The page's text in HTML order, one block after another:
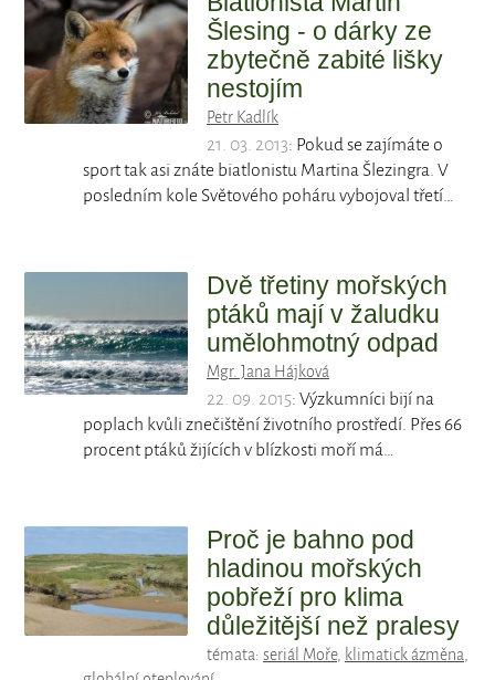
Šlesing - o dárky ze
zbytečně zabité lišky
nestojím
Petr Kadlík
21. 03. 2013: Pokud se zajímáte o
sport tak asi znáte biatlonistu Martina Šlezingra. V
posledním kole Světového poháru vybojoval třetí…
Dvě třetiny mořských
ptáků mají v žaludku
umělohmotný odpad
Mgr. Jana Hájková
22. 09. 2015: Výzkumníci bijí na
poplach kvůli znečištění životního prostředí. Přes 66
procent ptáků žijících v blízkosti moří má…
Proč je bahno pod
hladinou mořských
pobřeží pro klima
důležitější než pralesy
témata: seriál Moře, klimatick ázměna,